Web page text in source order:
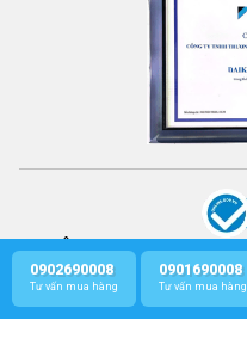
0902690008
Tư vấn mua hàng
0901690008
Tư vấn mua hàng
GPKD số: 0314301569 - Cấp
Profile Zalo